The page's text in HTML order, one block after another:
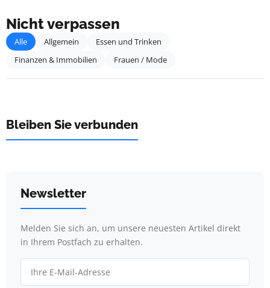
Nicht verpassen
Alle Allgemein
Essen und Trinken
Finanzen & Immobilien
Frauen / Mode
Bleiben Sie verbunden
Newsletter
Melden Sie sich an, um unsere neuesten Artikel direkt
in Ihrem Postfach zu erhalten.